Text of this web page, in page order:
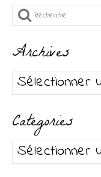
Rechercher
Archives
Archives
Catégories
Catégories